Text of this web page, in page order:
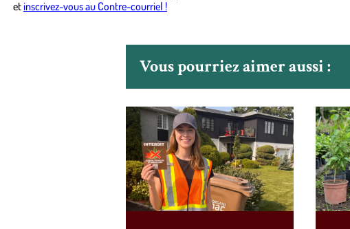
etinscrivez-vous au Contre-courriel !
Vous pourriez aimer aussi :